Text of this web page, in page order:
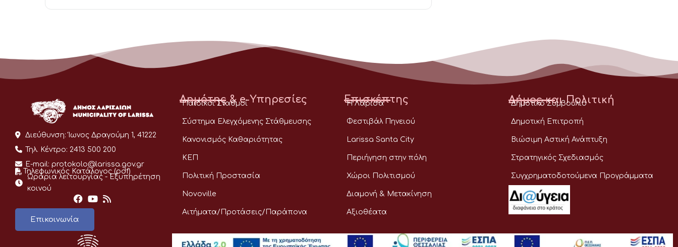
Διεύθυνση: Ίωνος Δραγούμη 1, 41222
Τηλ. Κέντρο: 2413 500 200
E-mail: protokolo@larissa.gov.gr
Τηλεφωνικός Κατάλογος (pdf)
Ωράρια λειτουργίας - Eξυπηρέτηση
κοινού
Επικοινωνία
Δημότης & e-Υπηρεσίες
Παιδικοί Σταθμοί
Σύστημα Ελεγχόμενης Στάθμευσης
Κανονισμός Καθαριότητας
ΚΕΠ
Πολιτική Προστασία
Novoville
Αιτήματα/Προτάσεις/Παράπονα
Επισκέπτης
Η Λάρισα
Φεστιβάλ Πηνειού
Larissa Santa City
Περιήγηση στην πόλη
Χώροι Πολιτισμού
Διαμονή & Μετακίνηση
Αξιοθέατα
Δήμος και Πολιτική
Δημοτικό Συμβούλιο
Δημοτική Επιτροπή
Βιώσιμη Αστική Ανάπτυξη
Στρατηγικός Σχεδιασμός
Συγχρηματοδοτούμενα Προγράμματα